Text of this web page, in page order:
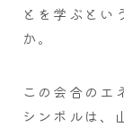
とを学ぶとい
か。
この会合のエ
シンボルは、